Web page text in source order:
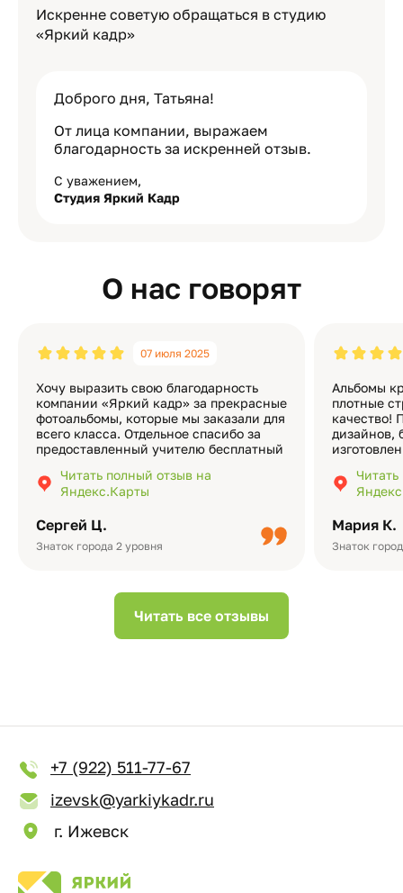
Искренне советую обращаться в студию
«Яркий кадр»
Доброго дня, Татьяна!
От лица компании, выражаем
благодарность за искренней отзыв.
С уважением,
Студия Яркий Кадр
О нас говорят
Сергей Ц.
Знаток города 2 уровня
07 июля 2025
Хочу выразить свою благодарность
компании «Яркий кадр» за прекрасные
фотоальбомы, которые мы заказали для
всего класса. Отдельное спасибо за
предоставленный учителю бесплатный
подчёркивает значимость события.
Качество альбомов на высшем уровне:
Читать полный отзыв на
Яндекс.Карты
Мария К.
Знаток
Альбомы
плотные
качество!
дизайнов,
добавить
видео с
Читать все отзывы
+7 (922) 511-77-67
izevsk@yarkiykadr.ru
г. Ижевск